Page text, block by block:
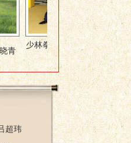
春拳、陈式太极
拳 李小将
陈式太极
超玮